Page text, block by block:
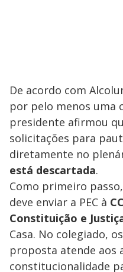
De acordo com
por pelo menos uma
presidente afirmou
solicitações para
diretamente no
está descartada.
Como primeiro
deve enviar a PEC à
Constituição e
Casa. No colegiado,
proposta atende aos
constitucionalidade